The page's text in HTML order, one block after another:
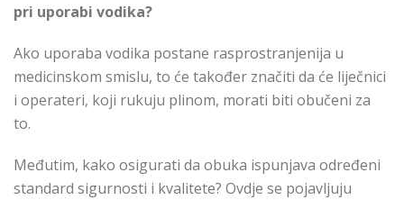
pri uporabi vodika?
Ako uporaba vodika postane rasprostranjenija u
medicinskom smislu, to će također značiti da će liječnici
i operateri, koji rukuju plinom, morati biti obučeni za
to.
Međutim, kako osigurati da obuka ispunjava određeni
standard sigurnosti i kvalitete? Ovdje se pojavljuju